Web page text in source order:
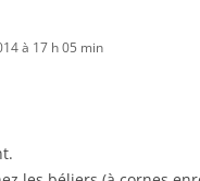
à 17 h 05 min